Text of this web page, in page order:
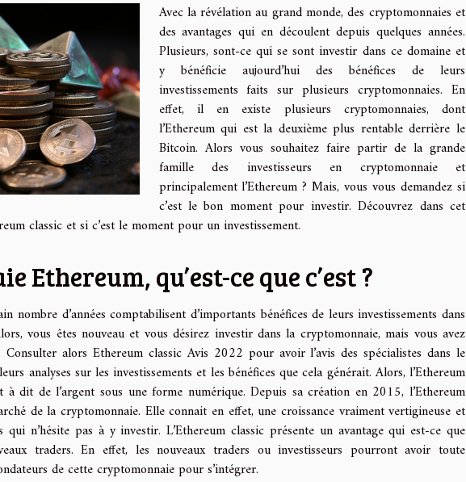
Avec la révélation au grand monde, des cryptomonnaies et
des avantages qui en découlent depuis quelques années.
Plusieurs, sont-ce qui se sont investir dans ce domaine et
y bénéficie aujourd’hui des bénéfices de leurs
investissements faits sur plusieurs cryptomonnaies. En
effet, il en existe plusieurs cryptomonnaies, dont
l’Ethereum qui est la deuxième plus rentable derrière le
Bitcoin. Alors vous souhaitez faire partir de la grande
famille des investisseurs en cryptomonnaie et
principalement l’Ethereum ? Mais, vous vous demandez si
c’est le bon moment pour investir. Découvrez dans cet
classic et si c’est le moment pour un investissement.
Ethereum, qu’est-ce que c’est ?
nombre d’années comptabilisent d’importants bénéfices de leurs investissements dans
vous êtes nouveau et vous désirez investir dans la cryptomonnaie, mais vous avez
Consulter alorsEthereum classic Avis 2022 pour avoir l’avis des spécialistes dans le
analyses sur les investissements et les bénéfices que cela générait. Alors, l’Ethereum
à dit de l’argent sous une forme numérique. Depuis sa création en 2015, l’Ethereum
de la cryptomonnaie. Elle connait en effet, une croissance vraiment vertigineuse et
n’hésite pas à y investir. L’Ethereum classic présente un avantage qui est-ce que
traders. En effet, les nouveaux traders ou investisseurs pourront avoir toute
de cette cryptomonnaie pour s’intégrer.